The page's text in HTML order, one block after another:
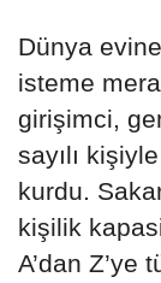
Dünya
isteme
girişimci,
sayılı
kurdu.
kişilik
A’dan Z’ye